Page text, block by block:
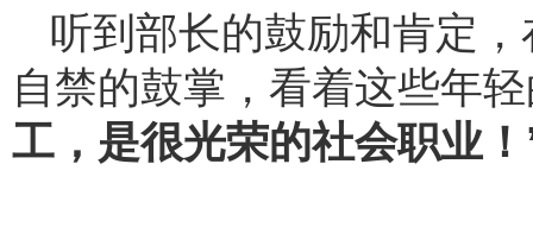
听到部长的鼓励和肯定
自禁的鼓掌，看着这些年
工，是很光荣的社会职业！